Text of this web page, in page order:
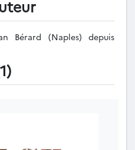
Bérard (Naples) depuis